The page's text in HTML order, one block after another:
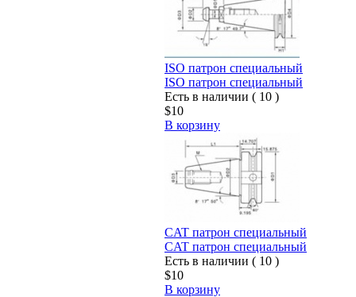
ISO патрон специальный
ISO патрон специальный
Есть в наличии ( 10 )
$10
В корзину
CAT патрон специальный
CAT патрон специальный
Есть в наличии ( 10 )
$10
В корзину